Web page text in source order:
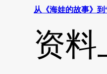
从《海娃的故事》
资料